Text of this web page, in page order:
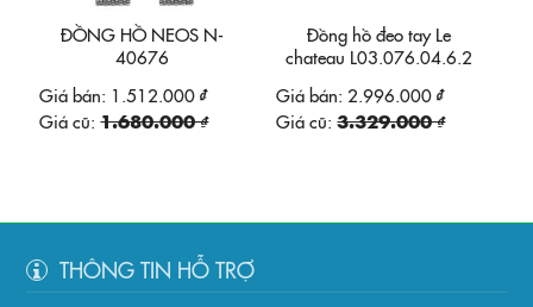
ĐỒNG HỒ NEOS N-
40676
Giá bán: 1.512.000 ₫
Giá cũ: 1.680.000 ₫
Đồng hồ đeo tay Le
chateau L03.076.04.6.2
Giá bán: 2.996.000 ₫
Giá cũ: 3.329.000 ₫
THÔNG TIN HỖ TRỢ